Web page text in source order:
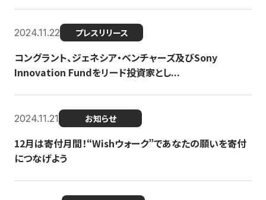
2024.11.22 プレスリリース
コングラント、ジェネシア・ベンチャーズ及びSony
Innovation Fundをリード投資家とし...
2024.11.21 お知らせ
12月は寄付月間！“Wishウォーク”であなたの願いを寄付
につなげよう